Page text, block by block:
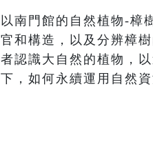
以南門館的自然植物-樟
官和構造，以及分辨樟
者認識大自然的植物，
下，如何永續運用自然資